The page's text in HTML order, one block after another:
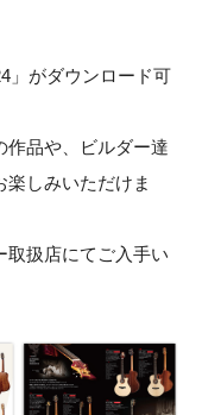
」がダウンロード可
作品や、ビルダー達
しみいただけま
取扱店にてご入手い